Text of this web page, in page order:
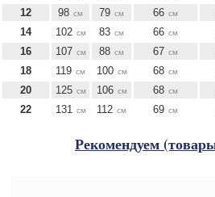
12 98 см 79 см 66 см
14 102 см 83 см 66 см
16 107 см 88 см 67 см
18 119 см 100 см 68 см
20 125 см 106 см 68 см
22 131 см 112 см 69 см
Рекомендуем